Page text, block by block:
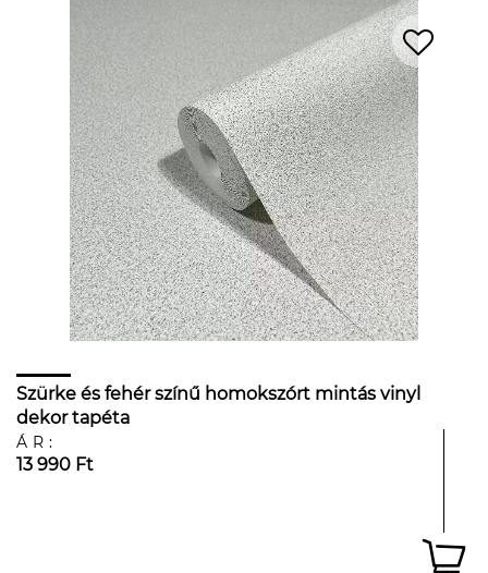
Szürke és fehér színű homokszórt mintás vinyl
dekor tapéta
ÁR:
13 990 Ft